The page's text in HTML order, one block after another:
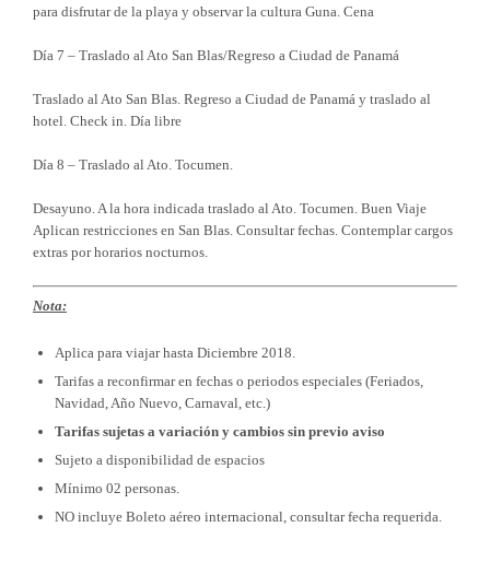
para disfrutar de la playa y observar la cultura Guna. Cena
Día 7 – Traslado al Ato San Blas/Regreso a Ciudad de Panamá
Traslado al Ato San Blas. Regreso a Ciudad de Panamá y traslado al
hotel. Check in. Día libre
Día 8 – Traslado al Ato. Tocumen.
Desayuno. A la hora indicada traslado al Ato. Tocumen. Buen Viaje
Aplican restricciones en San Blas. Consultar fechas. Contemplar cargos
extras por horarios nocturnos.
Nota:
Aplica para viajar hasta Diciembre 2018.
Tarifas a reconfirmar en fechas o periodos especiales (Feriados,
Navidad, Año Nuevo, Carnaval, etc.)
Tarifas sujetas a variación y cambios sin previo aviso
Sujeto a disponibilidad de espacios
Mínimo 02 personas.
NO incluye Boleto aéreo internacional, consultar fecha requerida.